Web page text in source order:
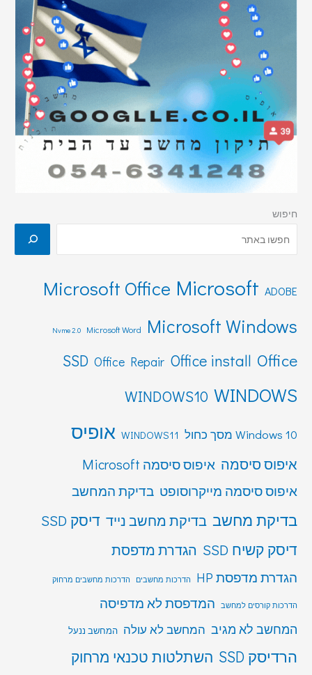
חיפוש
ADOBE
Microsoft
Microsoft Office
Microsoft Windows
Microsoft Word
Nvme 2.0
Office
Office install
Office Repair
SSD
WINDOWS
WINDOWS10
Windows 10 מסך כחול WINDOWS11 אופיס
איפוס סיסמה איפוס סיסמה Microsoft
איפוס סיסמה מייקרוסופט בדיקת המחשב
בדיקת מחשב בדיקת מחשב נייד דיסק SSD
דיסק קשיח SSD
הגדרת מדפסת
הגדרת מדפסת HP הדרכות מחשבים הדרכות מחשבים מרחוק
הדרכות קורסים למחשב המדפסת לא מדפיסה
המחשב לא מגיב המחשב לא עולה המחשב ננעל
הרדיסק SSD השתלטות טכנאי מרחוק